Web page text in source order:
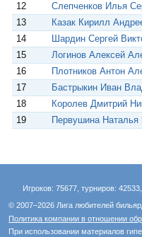
12
Слепченков Илья
13
Казак Кирилл
14
Шардин Сергей
15
Логинов Алексей
16
Плотников Антон
17
Бастрыкин Иван
18
Королев Дмитрий
19
Первушина
Игроков: 75677, турниров:
© 2007–2026 Лига любителей
Политика компании в отношении
При использовании материалов